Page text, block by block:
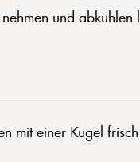
und
mit einer Kugel